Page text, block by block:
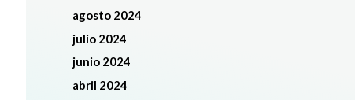
agosto 2024
julio 2024
junio 2024
abril 2024